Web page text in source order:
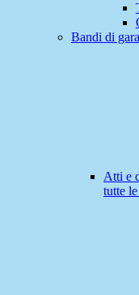
Bandi di
Atti e
tutte